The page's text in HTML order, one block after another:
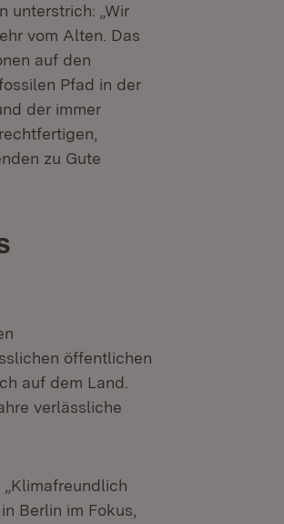
unterstrich: „Wir
vom Alten. Das
auf den
Pfad in der
der immer
zu Gute
öffentlichen
auf dem Land.
verlässliche
Berlin im Fokus,